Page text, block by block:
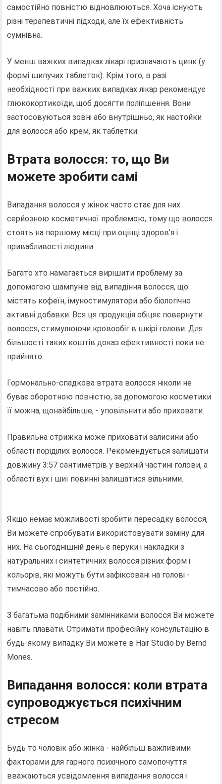
самостійно повністю відновлюються. Хоча існують
різні терапевтичні підходи, але їх ефективність
сумнівна.
У менш важких випадках лікарі призначають цинк (у
формі шипучих таблеток). Крім того, в разі
необхідності при важких випадках лікар рекомендує
глюкокортикоїди, щоб досягти поліпшення. Вони
застосовуються зовні або внутрішньо, як настойки
для волосся або крем, як таблетки.
Втрата волосся: то, що Ви
можете зробити самі
Випадання волосся у жінок часто стає для них
серйозною косметичної проблемою, тому що волосся
стоять на першому місці при оцінці здоров'я і
привабливості людини.
Багато хто намагається вирішити проблему за
допомогою шампунів від випадіння волосся, що
містять кофеїн, імуностимулятори або біологічно
активні добавки. Вся ця продукція обіцяє повернути
волосся, стимулюючи кровообіг в шкірі голови. Для
більшості таких коштів доказ ефективності поки не
прийнято.
Гормонально-спадкова втрата волосся ніколи не
буває оборотною повністю, за допомогою косметики
її можна, щонайбільше, - уповільнити або приховати.
Правильна стрижка може приховати залисини або
області поріділих волосся. Рекомендується залишати
довжину 3:57 сантиметрів у верхній частині голови, а
області вух і шиї повинні залишатися вільними.
Якщо немає можливості зробити пересадку волосся,
Ви можете спробувати використовувати заміну для
них. На сьогоднішній день є перуки і накладки з
натуральних і синтетичних волосся різних форм і
кольорів, які можуть бути зафіксовані на голові -
тимчасово або постійно.
З багатьма подібними замінниками волосся Ви можете
навіть плавати. Отримати професійну консультацію в
будь-якому випадку Ви можете в Hair Studio by Bernd
Monеs.
Випадання волосся: коли втрата
супроводжується психічним
стресом
Будь то чоловік або жінка - найбільш важливими
факторами для гарного психічного самопочуття
вважаються усвідомлення випадання волосся і